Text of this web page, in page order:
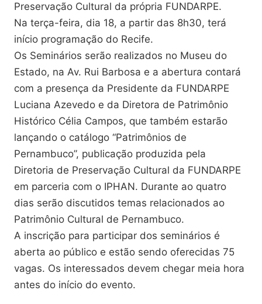
Preservação Cultural da própria FUNDARPE.
Na terça-feira, dia 18, a partir das 8h30, terá
início programação do Recife.
Os Seminários serão realizados no Museu do
Estado, na Av. Rui Barbosa e a abertura contará
com a presença da Presidente da FUNDARPE
Luciana Azevedo e da Diretora de Patrimônio
Histórico Célia Campos, que também estarão
lançando o catálogo “Patrimônios de
Pernambuco”, publicação produzida pela
Diretoria de Preservação Cultural da FUNDARPE
em parceria com o IPHAN. Durante ao quatro
dias serão discutidos temas relacionados ao
Patrimônio Cultural de Pernambuco.
A inscrição para participar dos seminários é
aberta ao público e estão sendo oferecidas 75
vagas. Os interessados devem chegar meia hora
antes do início do evento.